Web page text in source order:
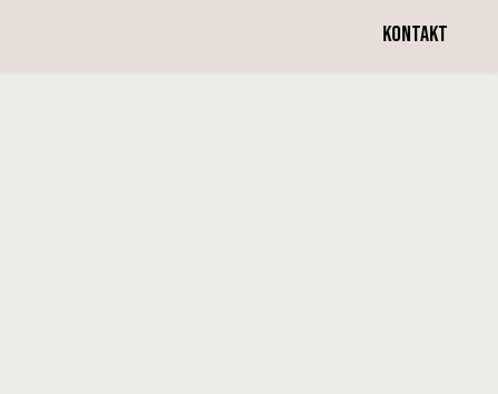
KONTAKT